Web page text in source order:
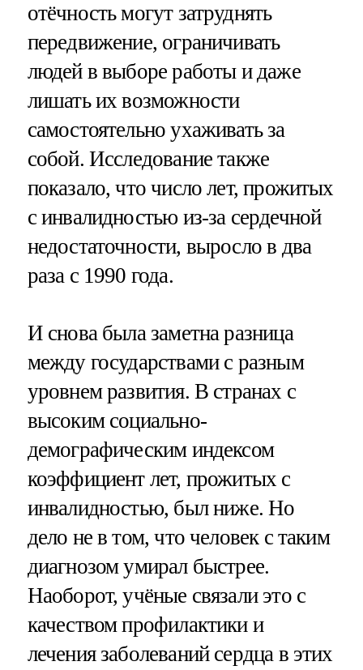
отёчность могут затруднять
передвижение, ограничивать
людей в выборе работы и даже
лишать их возможности
самостоятельно ухаживать за
собой. Исследование также
показало, что число лет, прожитых
с инвалидностью из-за сердечной
недостаточности, выросло в два
раза с 1990 года.
И снова была заметна разница
между государствами с разным
уровнем развития. В странах с
высоким социально-
демографическим индексом
коэффициент лет, прожитых с
инвалидностью, был ниже. Но
дело не в том, что человек с таким
диагнозом умирал быстрее.
Наоборот, учёные связали это с
качеством профилактики и
лечения заболеваний сердца в этих